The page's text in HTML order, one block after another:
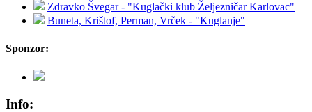
Zdravko Švegar - "Kuglački klub Željezničar Karlovac"
Buneta, Krištof, Perman, Vrček - "Kuglanje"
Sponzor:
Info: